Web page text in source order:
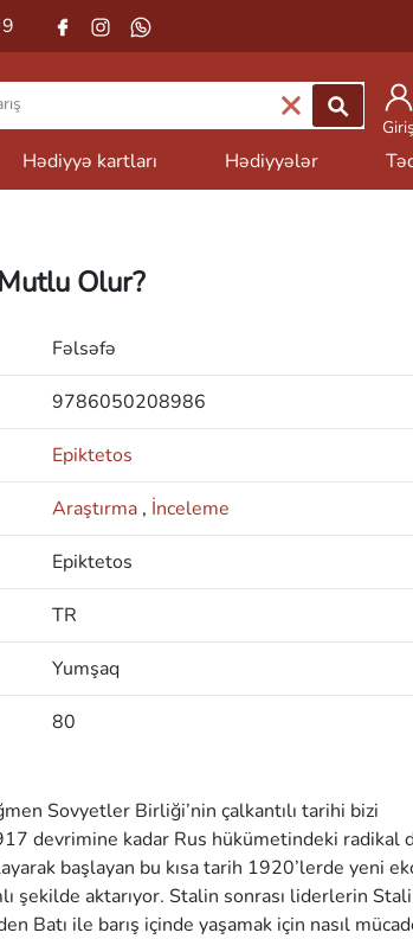
Hədiyyə kartları Hədiyyələr
Olur?
Fəlsəfə
9786050208986
Epiktetos
Araştırma , İnceleme
Epiktetos
TR
Yumşaq
80
Sovyetler Birliği’nin çalkantılı tarihi bizi
devrimine kadar Rus hükümetindeki radikal
başlayan bu kısa tarih 1920’lerde yeni
aktarıyor. Stalin sonrası liderlerin
Batı ile barış içinde yaşamak için nasıl